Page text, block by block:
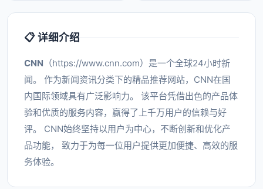
📋 详细介绍
CNN （https://www.cnn.com）是一个全球24小时新
闻。 作为新闻资讯分类下的精品推荐网站，CNN在国
内国际领域具有广泛影响力。 该平台凭借出色的产品体
验和优质的服务内容，赢得了上千万用户的信赖与好
评。 CNN始终坚持以用户为中心，不断创新和优化产
品功能， 致力于为每一位用户提供更加便捷、高效的服
务体验。